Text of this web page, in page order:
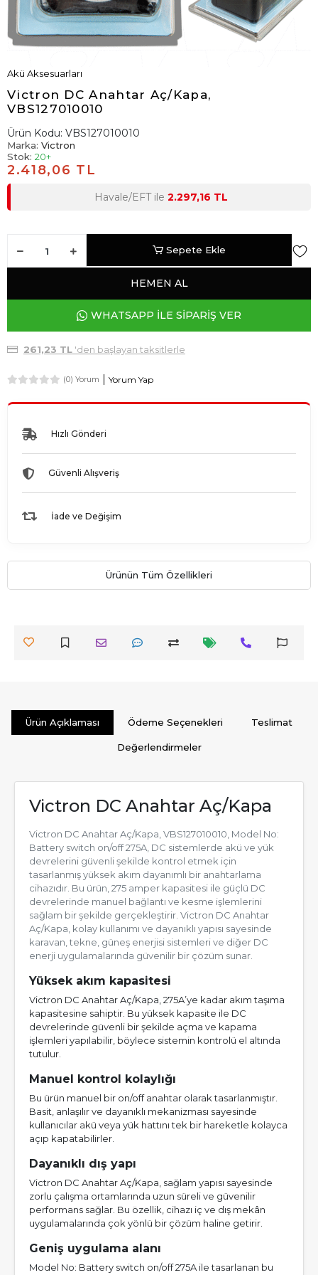
Akü Aksesuarları
Victron DC Anahtar Aç/Kapa,
VBS127010010
Ürün Kodu: VBS127010010
Marka: Victron
Stok: 20+
2.418,06 TL
Havale/EFT ile 2.297,16 TL
Sepete Ekle
HEMEN AL
WHATSAPP İLE SİPARİŞ VER
261,23 TL'den başlayan taksitlerle
(0) Yorum Yorum Yap
Hızlı Gönderi
Güvenli Alışveriş
İade ve Değişim
Ürünün Tüm Özellikleri
Ürün Açıklaması Ödeme Seçenekleri Teslimat
Değerlendirmeler
Victron DC Anahtar Aç/Kapa
Victron DC Anahtar Aç/Kapa, VBS127010010, Model No:
Battery switch on/off 275A, DC sistemlerde akü ve yük
devrelerini güvenli şekilde kontrol etmek için
tasarlanmış yüksek akım dayanımlı bir anahtarlama
cihazıdır. Bu ürün, 275 amper kapasitesi ile güçlü DC
devrelerinde manuel bağlantı ve kesme işlemlerini
sağlam bir şekilde gerçekleştirir. Victron DC Anahtar
Aç/Kapa, kolay kullanımı ve dayanıklı yapısı sayesinde
karavan, tekne, güneş enerjisi sistemleri ve diğer DC
enerji uygulamalarında güvenilir bir çözüm sunar.
Yüksek akım kapasitesi
Victron DC Anahtar Aç/Kapa, 275A’ye kadar akım taşıma
kapasitesine sahiptir. Bu yüksek kapasite ile DC
devrelerinde güvenli bir şekilde açma ve kapama
işlemleri yapılabilir, böylece sistemin kontrolü el altında
tutulur.
Manuel kontrol kolaylığı
Bu ürün manuel bir on/off anahtar olarak tasarlanmıştır.
Basit, anlaşılır ve dayanıklı mekanizması sayesinde
kullanıcılar akü veya yük hattını tek bir hareketle kolayca
açıp kapatabilirler.
Dayanıklı dış yapı
Victron DC Anahtar Aç/Kapa, sağlam yapısı sayesinde
zorlu çalışma ortamlarında uzun süreli ve güvenilir
performans sağlar. Bu özellik, cihazı iç ve dış mekân
uygulamalarında çok yönlü bir çözüm haline getirir.
Geniş uygulama alanı
Model No: Battery switch on/off 275A ile tasarlanan bu